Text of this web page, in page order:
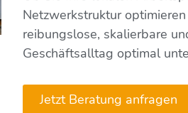
Netzwerkstruktur
reibungslose, skalierbare
Geschäftsalltag optimal
Jetzt Beratung anfragen